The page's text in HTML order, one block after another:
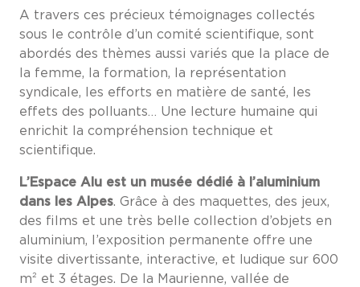
A travers ces précieux témoignages collectés
sous le contrôle d’un comité scientifique, sont
abordés des thèmes aussi variés que la place de
la femme, la formation, la représentation
syndicale, les efforts en matière de santé, les
effets des polluants… Une lecture humaine qui
enrichit la compréhension technique et
scientifique.
L’Espace Alu est un musée dédié à l’aluminium
dans les Alpes. Grâce à des maquettes, des jeux,
des films et une très belle collection d’objets en
aluminium, l’exposition permanente offre une
visite divertissante, interactive, et ludique sur 600
m² et 3 étages. De la Maurienne, vallée de